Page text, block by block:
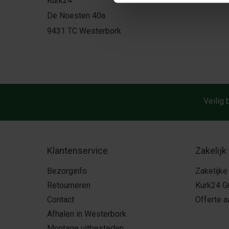
De Noesten 40a
9431 TC Westerbork
Veilig
Klantenservice
Bezorginfo
Retourneren
Contact
Afhalen in Westerbork
Zakelijk
Kurk24
Offerte